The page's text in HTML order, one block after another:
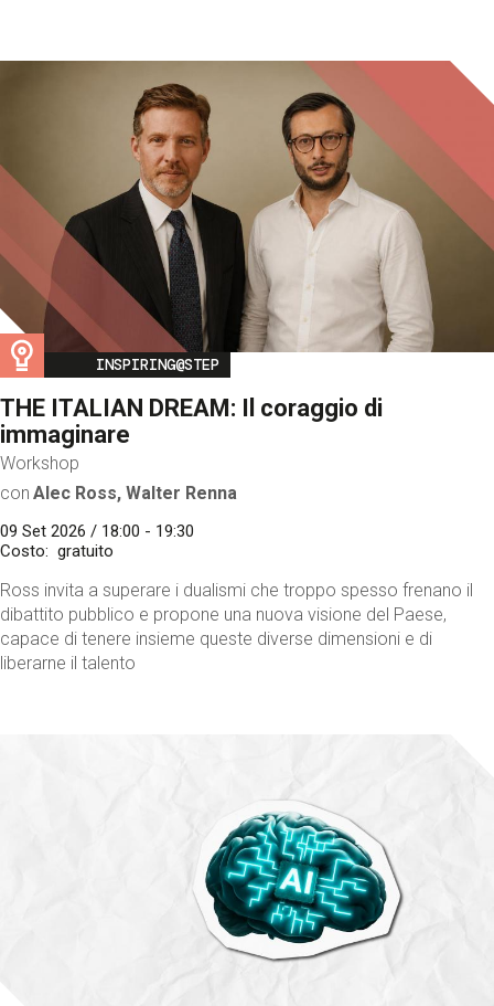
Image
INSPIRING@STEP
THE ITALIAN DREAM: Il coraggio di
immaginare
Workshop
con Alec Ross, Walter Renna
09 Set 2026 / 18:00 - 19:30
Costo
gratuito
Ross invita a superare i dualismi che troppo spesso frenano il
dibattito pubblico e propone una nuova visione del Paese,
capace di tenere insieme queste diverse dimensioni e di
liberarne il talento